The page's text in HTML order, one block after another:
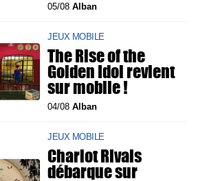
05/08Alban
JEUX MOBILE
The Rise of the
Golden Idol revient
sur mobile !
04/08Alban
JEUX MOBILE
Chariot Rivals
débarque sur